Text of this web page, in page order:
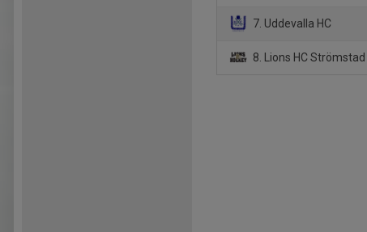
7. Uddevalla HC
8. Lions HC Strömstad